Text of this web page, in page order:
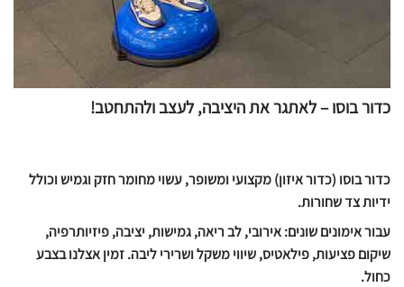
כדור בוסו – לאתגר את היציבה, לעצב ולהתחטב!
כדור בוסו (כדור איזון) מקצועי ומשופר, עשוי מחומר חזק וגמיש וכולל
ידיות צד שחורות.
עבור אימונים שונים: אירובי, לב ריאה, גמישות, יציבה, פיזיותרפיה,
שיקום פציעות, פילאטיס, שיווי משקל ושרירי ליבה. זמין אצלנו בצבע
כחול.